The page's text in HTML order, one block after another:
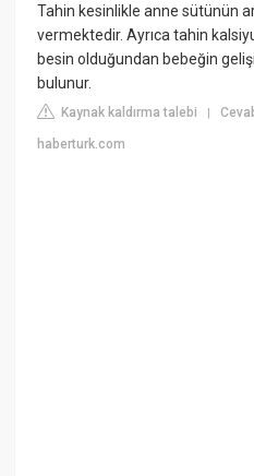
Tahin kesinlikle anne sütünün
vermektedir. Ayrıca tahin
besin olduğundan bebeğin
bulunur.
Kaynak kaldırma talebi |
haberturk.com